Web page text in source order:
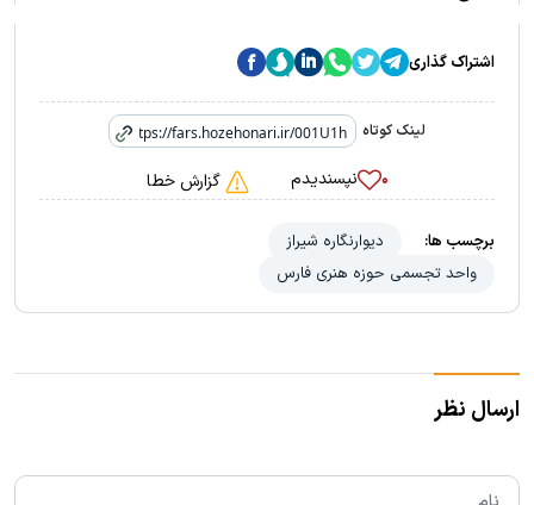
اشتراک گذاری
لینک کوتاه
۰ نپسندیدم گزارش خطا
برچسب ها:
دیوارنگاره شیراز
واحد تجسمی حوزه هنری فارس
ارسال نظر